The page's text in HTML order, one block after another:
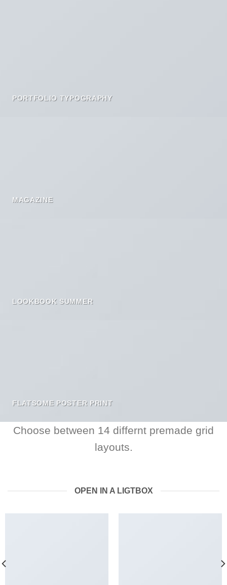
PORTFOLIO TYPOGRAPHY
MAGAZINE
LOOKBOOK SUMMER
FLATSOME POSTER PRINT
Choose between 14 differnt premade grid
layouts.
OPEN IN A LIGTBOX